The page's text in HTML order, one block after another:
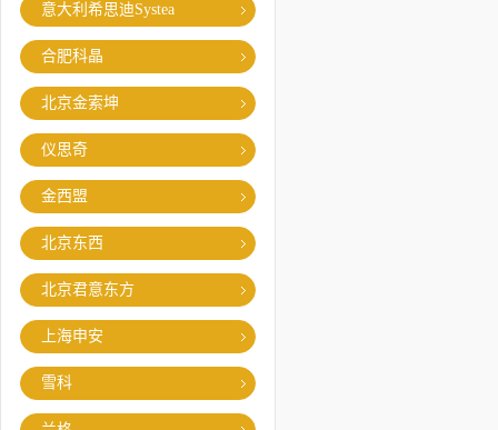
意大利希思迪Systea
合肥科晶
北京金索坤
仪思奇
金西盟
北京东西
北京君意东方
上海申安
雪科